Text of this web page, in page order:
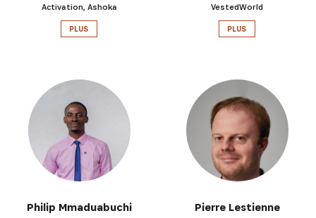
Activation, Ashoka
PLUS
VestedWorld
PLUS
Philip Mmaduabuchi Pierre Lestienne